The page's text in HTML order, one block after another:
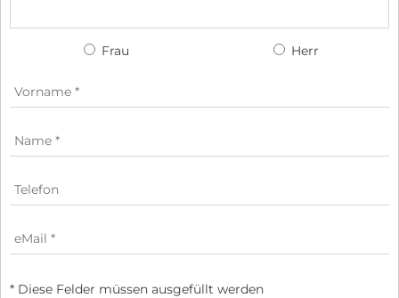
Frau Herr
* Diese Felder müssen ausgefüllt werden